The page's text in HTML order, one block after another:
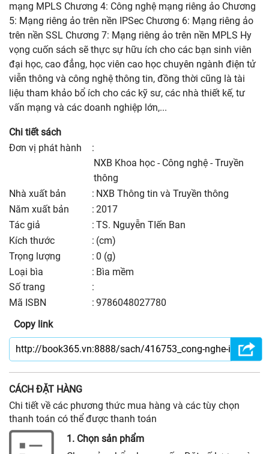
mạng MPLS Chương 4: Công nghệ mạng riêng ảo Chương
5: Mạng riêng ảo trên nền IPSec Chương 6: Mạng riêng ảo
trên nền SSL Chương 7: Mạng riêng ảo trên nền MPLS Hy
vọng cuốn sách sẽ thực sự hữu ích cho các bạn sinh viên
đại học, cao đẳng, học viên cao học chuyên ngành điện tử
viễn thông và công nghệ thông tin, đồng thời cũng là tài
liệu tham khảo bổ ích cho các kỹ sư, các nhà thiết kế, tư
vấn mạng và các doanh nghiệp lớn,...
Chi tiết sách
Đơn vị phát hành
:
NXB Khoa học - Công nghệ - Truyền
thông
nhà xuất bản
: NXB Thông tin và Truyền thông
năm xuất bản
: 2017
Tác giả
: TS. Nguyễn TIến Ban
kích thước
: (cm)
trọng lượng
: 0 (g)
Loại bìa
: Bìa mềm
số trang
:
Mã ISBN
: 9786048027780
Copy link
CÁCH ĐẶT HÀNG
Chi tiết về các phương thức mua hàng và các tùy chọn
thanh toán có thể được thanh toán
1. Chọn sản phẩm